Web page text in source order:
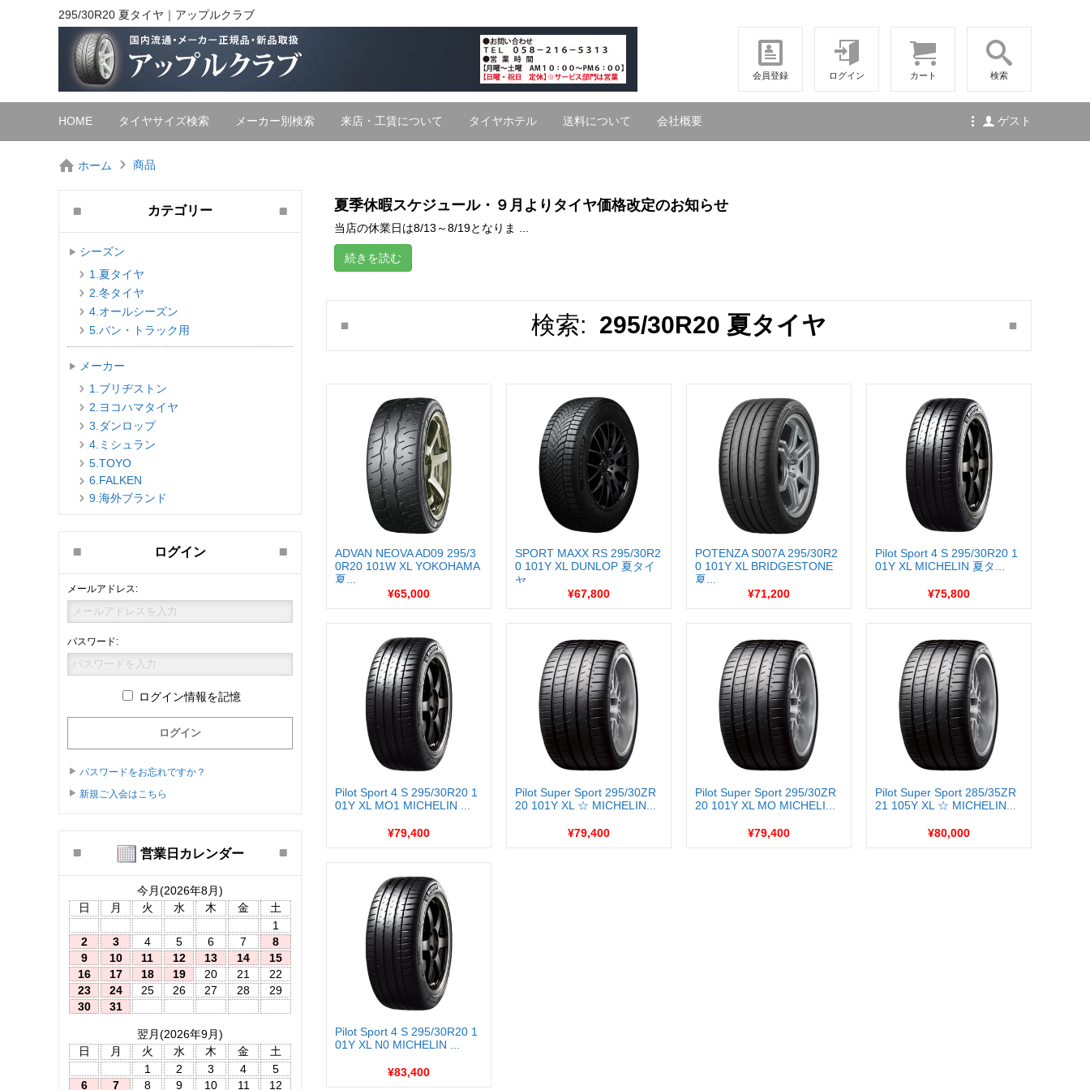
295/30R20 夏タイヤ｜アップルクラブ
会員登録 ログイン カート 検索
ゲスト
HOME タイヤサイズ検索 メーカー別検索 来店・工賃について タイヤホテル 送料について 会社概要
ホーム 商品
夏季休暇スケジュール・９月よりタイヤ価格改定のお知らせ
当店の休業日は8/13～8/19となりま ...
続きを読む
検索: 295/30R20 夏タイヤ
ADVAN NEOVA AD09 295/3
0R20 101W XL YOKOHAMA
夏...
¥65,000
SPORT MAXX RS 295/30R2
0 101Y XL DUNLOP 夏タイ
ヤ...
¥67,800
POTENZA S007A 295/30R2
0 101Y XL BRIDGESTONE
夏...
¥71,200
Pilot Sport 4 S 295/30R20 1
01Y XL MICHELIN 夏タ...
¥75,800
Pilot Sport 4 S 295/30R20 1
01Y XL MO1 MICHELIN ...
¥79,400
Pilot Super Sport 295/30ZR
20 101Y XL ☆ MICHELIN...
¥79,400
Pilot Super Sport 295/30ZR
20 101Y XL MO MICHELI...
¥79,400
Pilot Super Sport 285/35ZR
21 105Y XL ☆ MICHELIN...
¥80,000
Pilot Sport 4 S 295/30R20 1
01Y XL N0 MICHELIN ...
¥83,400
カテゴリー
シーズン
1.夏タイヤ
2.冬タイヤ
4.オールシーズン
5.バン・トラック用
メーカー
1.ブリヂストン
2.ヨコハマタイヤ
3.ダンロップ
4.ミシュラン
5.TOYO
6.FALKEN
9.海外ブランド
ログイン
メールアドレス:
パスワード:
ログイン情報を記憶
パスワードをお忘れですか？
新規ご入会はこちら
営業日カレンダー
今月(2026年8月)
日
月 火 水 木 金
土
1
2
3 4 5 6 7
8
9
10 11 12 13 14
15
16
17 18 19 20 21
22
23
24 25 26 27 28
29
30
31
翌月(2026年9月)
日
月 火 水 木 金
土
1
2 3 4
5
6
7 8 9 10 11 12